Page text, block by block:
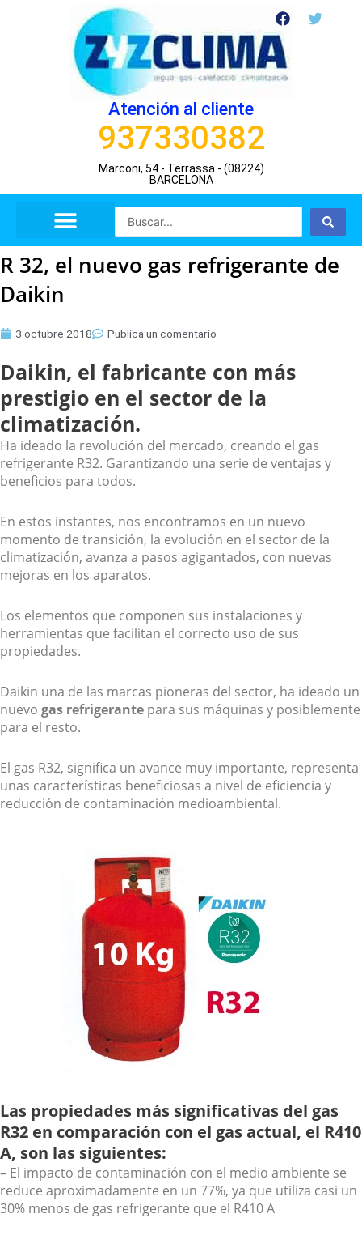
F
a
c
e
b
o
T
w
Atención al cliente
937330382
Marconi, 54 - Terrassa - (08224)
BARCELONA
Search
R 32, el nuevo gas refrigerante de
Daikin
3 octubre 2018 Publica un comentario
Daikin, el fabricante con más
prestigio en el sector de la
climatización.
Ha ideado la revolución del mercado, creando el gas
refrigerante R32. Garantizando una serie de ventajas y
beneficios para todos.
En estos instantes, nos encontramos en un nuevo
momento de transición, la evolución en el sector de la
climatización, avanza a pasos agigantados, con nuevas
mejoras en los aparatos.
Los elementos que componen sus instalaciones y
herramientas que facilitan el correcto uso de sus
propiedades.
Daikin una de las marcas pioneras del sector, ha ideado un
nuevo gas refrigerante para sus máquinas y posiblemente
para el resto.
El gas R32, significa un avance muy importante, representa
unas características beneficiosas a nivel de eficiencia y
reducción de contaminación medioambiental.
Las propiedades más significativas del gas
R32 en comparación con el gas actual, el R410
A, son las siguientes:
– El impacto de contaminación con el medio ambiente se
reduce aproximadamente en un 77%, ya que utiliza casi un
30% menos de gas refrigerante que el R410 A